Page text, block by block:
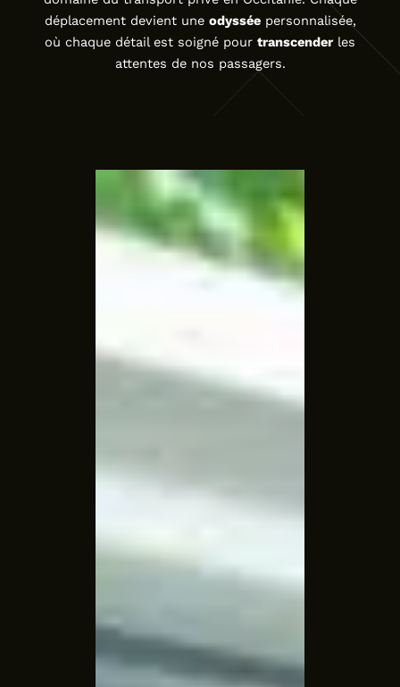
déplacement devient une odysséepersonnalisée,
où chaque détail est soigné pour transcender les
attentes de nos passagers.